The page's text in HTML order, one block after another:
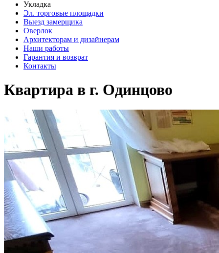
Укладка
Эл. торговые площадки
Выезд замерщика
Оверлок
Архитекторам и дизайнерам
Наши работы
Гарантия и возврат
Контакты
Квартира в г. Одинцово